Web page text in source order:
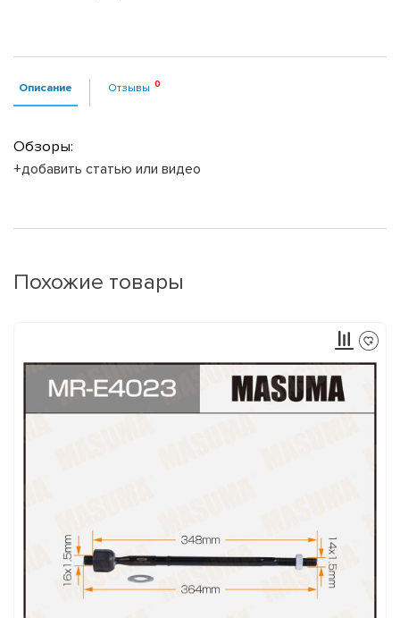
Описание Отзывы
Обзоры:
+добавить статью или видео
Похожие товары